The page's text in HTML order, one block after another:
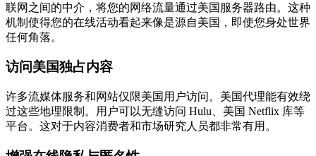
联网之间的中介，将您的网络流量通过美国服务器路由。这种
机制使得您的在线活动看起来像是源自美国，即使您身处世界
任何角落。
访问美国独占内容
许多流媒体服务和网站仅限美国用户访问。美国代理能有效绕
过这些地理限制。用户可以无缝访问 Hulu、美国 Netflix 库等
平台。这对于内容消费者和市场研究人员都非常有用。